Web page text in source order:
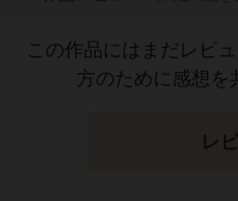
この作品にはまだレビ
方のために感想を
レ